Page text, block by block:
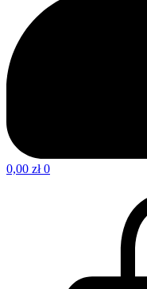
0,00 zł 0